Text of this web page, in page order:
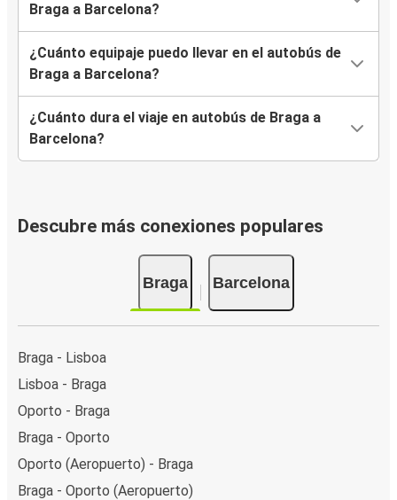
Braga a Barcelona?
¿Cuánto equipaje puedo llevar en el autobús de
Braga a Barcelona?
¿Cuánto dura el viaje en autobús de Braga a
Barcelona?
Descubre más conexiones populares
Braga Barcelona
Braga - Lisboa
Lisboa - Braga
Oporto - Braga
Braga - Oporto
Oporto (Aeropuerto) - Braga
Braga - Oporto (Aeropuerto)